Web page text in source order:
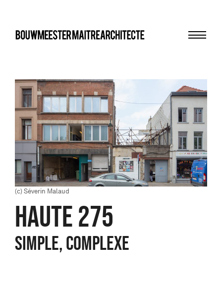
bma
(c) Séverin Malaud
HAUTE 275
SIMPLE, COMPLEXE